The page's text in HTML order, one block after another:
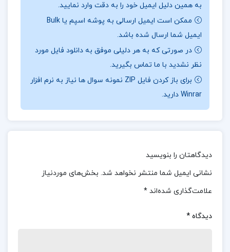
هستند که در سه سطح آبی، سبز و قرمز دسته بندی شده
اند تا دانش آموز بتواند مرحله به مرحله از آموزش تا تسلط
پیش برود.
📖بخشی از کتاب زیست شناسی جامع کنکور:تست ها
شامل سوالات تألیفی، ترکیبی، مفهومی و کنکورهای داخل
و خارج کشور هستند و پاسخ نامهٔ تشریحی نیز با تحلیل
کامل گزینه ها و ارائه نکات تکمیلی، به درک عمیق تر
جمع بندی های هدفمند، و بررسی دقیق مطالب کتاب
درسی تحت عنوان «زووم» و «نقد»، به دانش آموز کمک
می کند تا مطالب را بهتر بفهمد و در ذهن تثبیت کند.
زیست جامع مهر و ماه برای همهٔ سطوح مناسب است؛ چه
به همین دلیل ایمیل خود را به دقت وارد نمایید.
ممکن است ایمیل ارسالی به پوشه اسپم یا Bulk
ایمیل شما ارسال شده باشد.
در صورتی که به هر دلیلی موفق به دانلود فایل مورد
نظر نشدید با ما تماس بگیرید.
برای باز کردن فایل ZIP نمونه سوال ها نیاز به نرم افزار
Winrar دارید.
دیدگاهتان را بنویسید
نشانی ایمیل شما منتشر نخواهد شد. بخش‌های موردنیاز
علامت‌گذاری شده‌اند *
دیدگاه *